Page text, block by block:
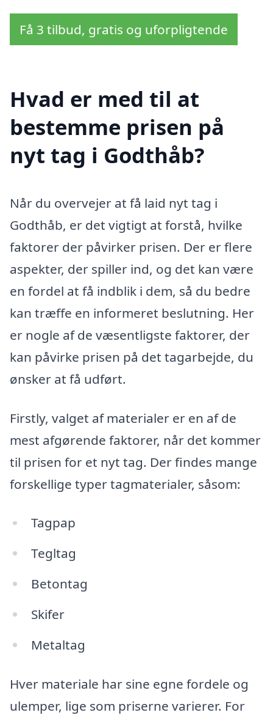
Få 3 tilbud, gratis og uforpligtende
Hvad er med til at
bestemme prisen på
nyt tag i Godthåb?
Når du overvejer at få laid nyt tag i
Godthåb, er det vigtigt at forstå, hvilke
faktorer der påvirker prisen. Der er flere
aspekter, der spiller ind, og det kan være
en fordel at få indblik i dem, så du bedre
kan træffe en informeret beslutning. Her
er nogle af de væsentligste faktorer, der
kan påvirke prisen på det tagarbejde, du
ønsker at få udført.
Firstly, valget af materialer er en af de
mest afgørende faktorer, når det kommer
til prisen for et nyt tag. Der findes mange
forskellige typer tagmaterialer, såsom:
Tagpap
Tegltag
Betontag
Skifer
Metaltag
Hver materiale har sine egne fordele og
ulemper, lige som priserne varierer. For